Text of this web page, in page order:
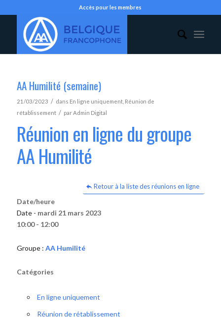
Accès pour les membres
AA Humilité (semaine)
21/03/2023 / dans En ligne uniquement, Réunion de
rétablissement / parAdmin Digital
Réunion en ligne du groupe
AA Humilité
Retour à la liste des réunions en ligne
Date/heure
Date - mardi 21 mars 2023
10:00 - 12:00
Groupe : AA Humilité
Catégories
En ligne uniquement
Réunion de rétablissement